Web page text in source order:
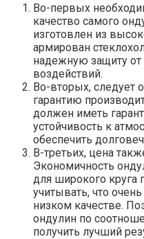
Во-первых
качество самого
изготовлен из
армирован
надежную защиту от
воздействий.
Во-вторых, следует
гарантию
должен иметь
устойчивость к
обеспечить
В-третьих, цена
Экономичность
для широкого круга
учитывать, что
низком качестве.
ондулин по
получить лучший